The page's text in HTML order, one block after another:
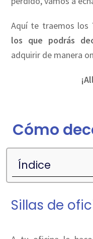
Aquí te traemos los
los que podrás
adquirir de manera
Cómo
Índice
Sillas de